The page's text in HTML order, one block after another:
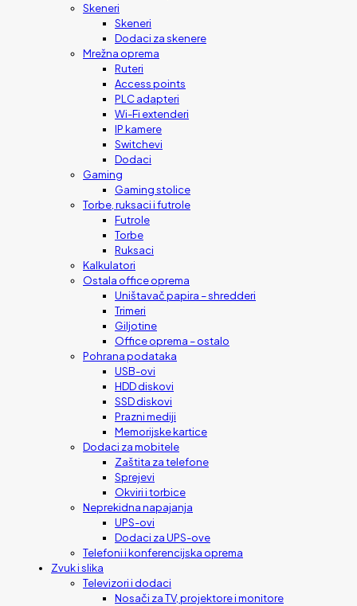
Skeneri
Skeneri
Dodaci za skenere
Mrežna oprema
Ruteri
Access points
PLC adapteri
Wi-Fi extenderi
IP kamere
Switchevi
Dodaci
Gaming
Gaming stolice
Torbe, ruksaci i futrole
Futrole
Torbe
Ruksaci
Kalkulatori
Ostala office oprema
Uništavač papira – shredderi
Trimeri
Giljotine
Office oprema – ostalo
Pohrana podataka
USB-ovi
HDD diskovi
SSD diskovi
Prazni mediji
Memorijske kartice
Dodaci za mobitele
Zaštita za telefone
Sprejevi
Okviri i torbice
Neprekidna napajanja
UPS-ovi
Dodaci za UPS-ove
Telefoni i konferencijska oprema
Zvuk i slika
Televizori i dodaci
Nosači za TV, projektore i monitore